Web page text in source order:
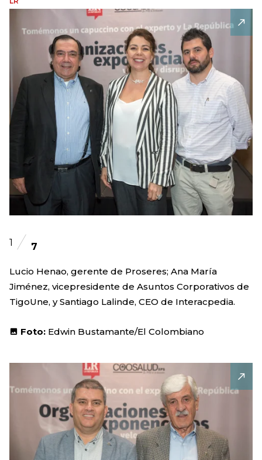
1 7
Lucio Henao, gerente de Proseres; Ana María
Jiménez, vicepresidente de Asuntos Corporativos de
TigoUne, y Santiago Lalinde, CEO de Interacpedia.
Foto: Edwin Bustamante/El Colombiano